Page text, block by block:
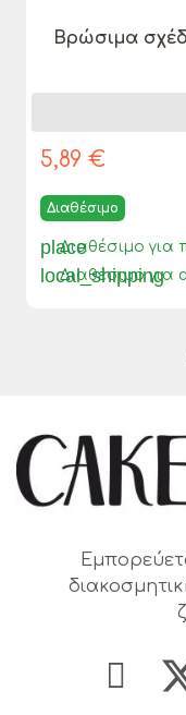
Βρώσιμα
5,89 €
Διαθέσιμο
place
Διαθέσιμο για
local_shipping
Διαθέσιμο για